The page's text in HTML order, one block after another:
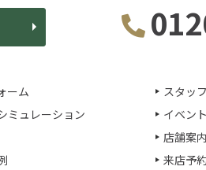
ーム
ミュレーション
スタッ
イベン
店舗案内
来店予